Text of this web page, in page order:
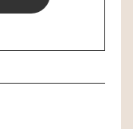
住所、電
。その場
応する